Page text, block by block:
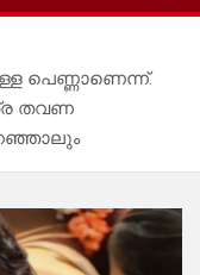
പെണ്ണാണെന്ന്.
തവണ